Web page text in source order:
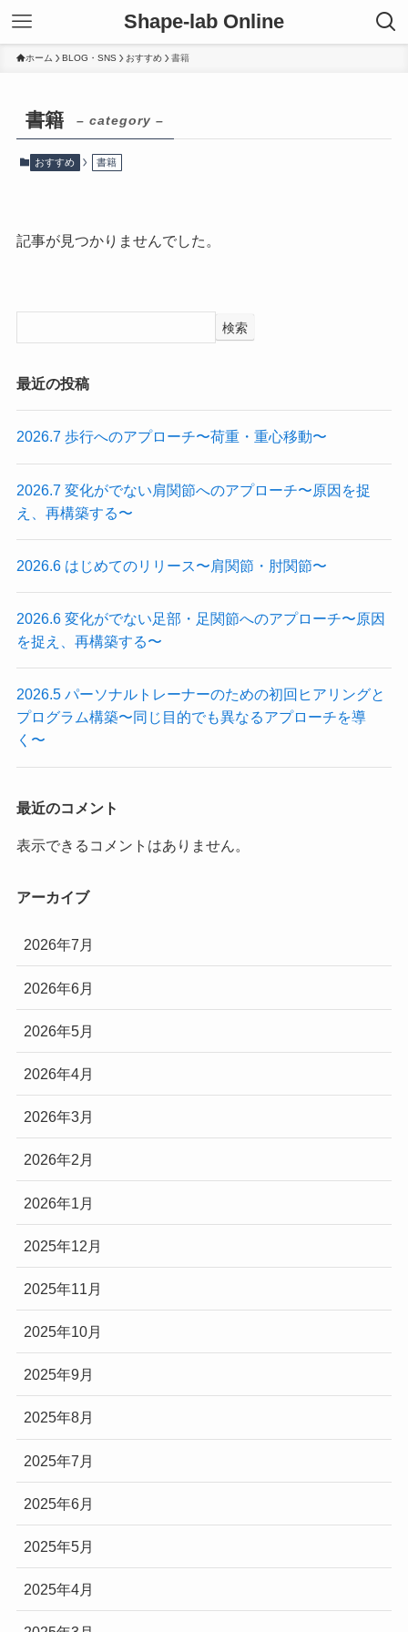
Shape-lab Online
ホーム BLOG・SNS おすすめ 書籍
書籍 – category –
おすすめ 書籍
記事が見つかりませんでした。
検索
最近の投稿
2026.7 歩行へのアプローチ〜荷重・重心移動〜
2026.7 変化がでない肩関節へのアプローチ〜原因を捉
え、再構築する〜
2026.6 はじめてのリリース〜肩関節・肘関節〜
2026.6 変化がでない足部・足関節へのアプローチ〜原因
を捉え、再構築する〜
2026.5 パーソナルトレーナーのための初回ヒアリングと
プログラム構築〜同じ目的でも異なるアプローチを導
く〜
最近のコメント
表示できるコメントはありません。
アーカイブ
2026年7月
2026年6月
2026年5月
2026年4月
2026年3月
2026年2月
2026年1月
2025年12月
2025年11月
2025年10月
2025年9月
2025年8月
2025年7月
2025年6月
2025年5月
2025年4月